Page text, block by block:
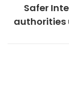
Safer
authorities